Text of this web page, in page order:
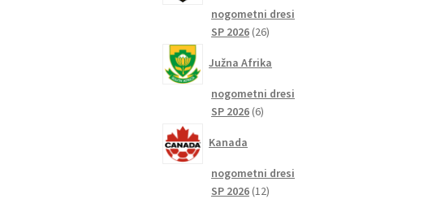
nogometni dresi
SP 2026 2626
Južna Afrika
nogometni dresi
SP 2026 66
Kanada
nogometni dresi
SP 2026 1212